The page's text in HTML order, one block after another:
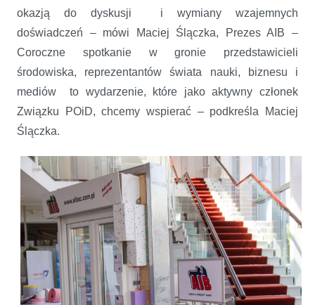
okazją do dyskusji i wymiany wzajemnych
doświadczeń – mówi Maciej Ślączka, Prezes AIB –
Coroczne spotkanie w gronie przedstawicieli
środowiska, reprezentantów świata nauki, biznesu i
mediów to wydarzenie, które jako aktywny członek
Związku POiD, chcemy wspierać – podkreśla Maciej
Ślączka.